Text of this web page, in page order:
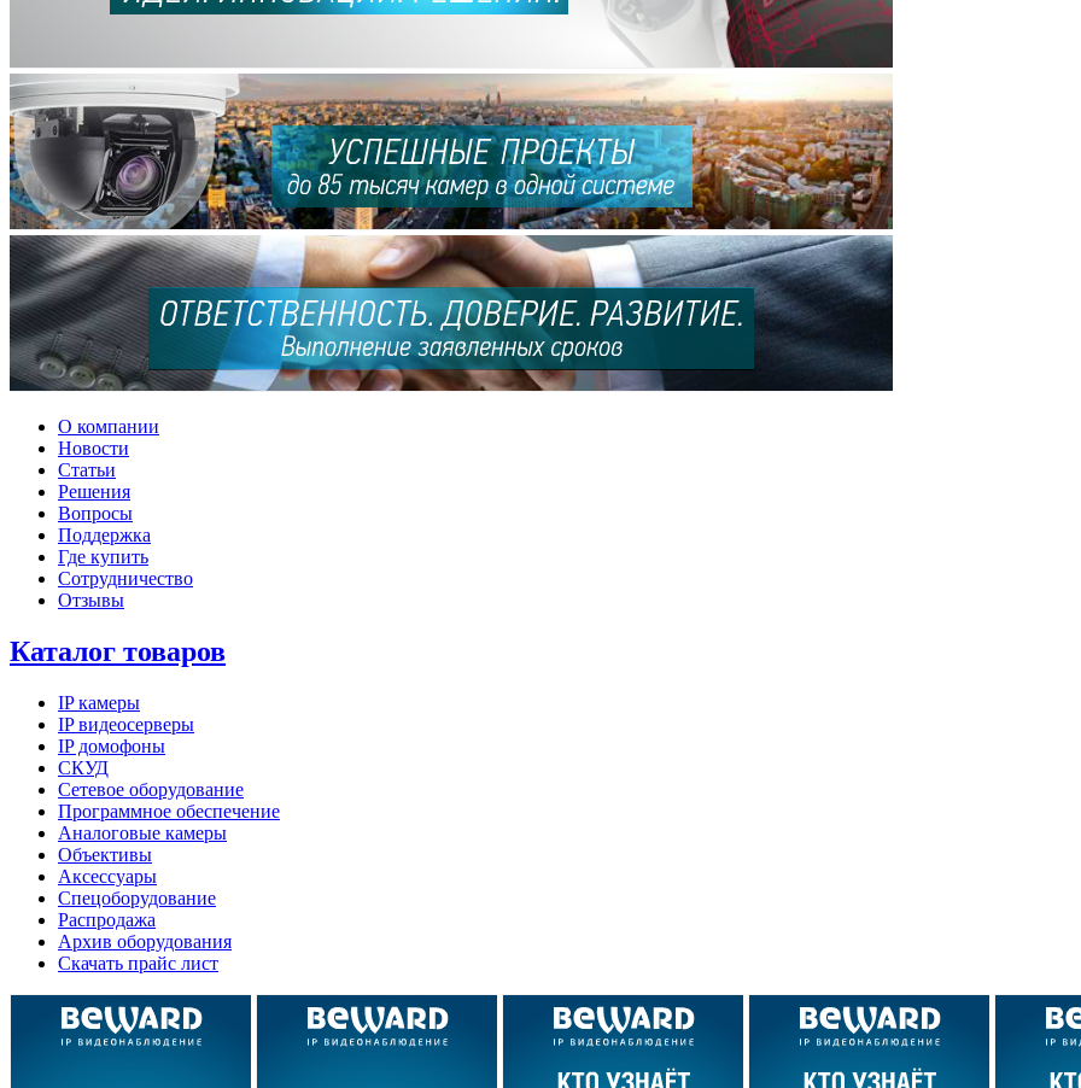
О компании
Новости
Статьи
Решения
Вопросы
Поддержка
Где купить
Сотрудничество
Отзывы
Каталог товаров
IP камеры
IP видеосерверы
IP домофоны
СКУД
Сетевое оборудование
Программное обеспечение
Аналоговые камеры
Объективы
Аксессуары
Спецоборудование
Распродажа
Архив оборудования
Скачать прайс лист